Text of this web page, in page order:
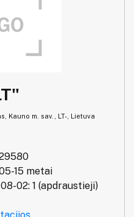
Kauno m. sav., LT-, Lietuva
15 metai
02: 1 (apdraustieji)